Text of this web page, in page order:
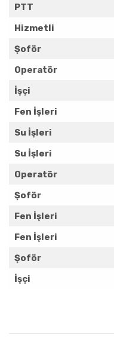
PTT
Hizmetli
Şoför
Operatör
İşçi
Fen İşleri
Su İşleri
Su İşleri
Operatör
Şoför
Fen İşleri
Fen İşleri
Şoför
İşçi